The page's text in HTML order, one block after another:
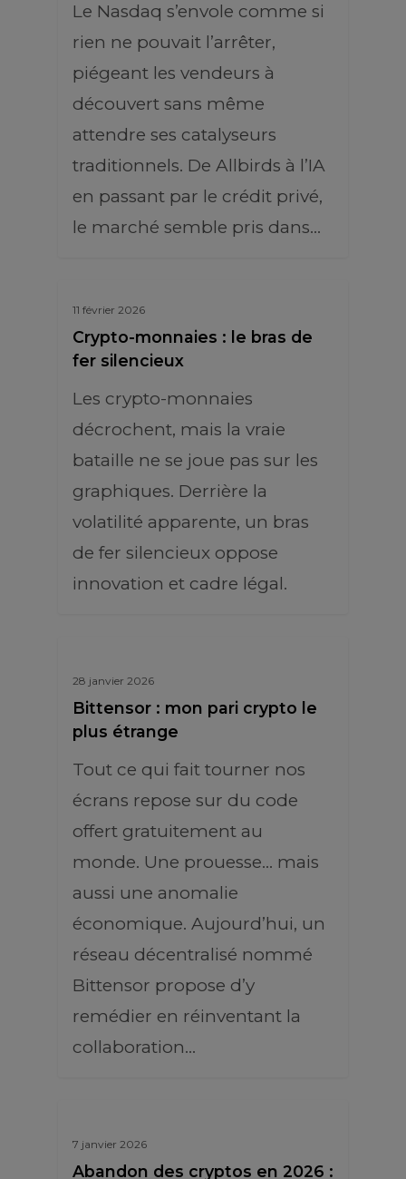
Le Nasdaq s’envole comme si
rien ne pouvait l’arrêter,
piégeant les vendeurs à
découvert sans même
attendre ses catalyseurs
traditionnels. De Allbirds à l’IA
en passant par le crédit privé,
le marché semble pris dans…
11 février 2026
Crypto-monnaies : le bras de
fer silencieux
Les crypto-monnaies
décrochent, mais la vraie
bataille ne se joue pas sur les
graphiques. Derrière la
volatilité apparente, un bras
de fer silencieux oppose
innovation et cadre légal.
28 janvier 2026
Bittensor : mon pari crypto le
plus étrange
Tout ce qui fait tourner nos
écrans repose sur du code
offert gratuitement au
monde. Une prouesse… mais
aussi une anomalie
économique. Aujourd’hui, un
réseau décentralisé nommé
Bittensor propose d’y
remédier en réinventant la
collaboration…
7 janvier 2026
Abandon des cryptos en 2026 :